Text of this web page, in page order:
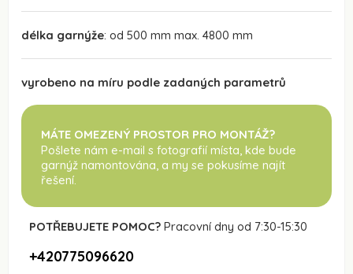
délka garnýže: od 500 mm max. 4800 mm
vyrobeno na míru podle zadaných parametrů
MÁTE OMEZENÝ PROSTOR PRO MONTÁŽ?
Pošlete nám e-mail s fotografií místa, kde bude
garnýž namontována, a my se pokusíme najít
řešení.
POTŘEBUJETE POMOC? Pracovní dny od 7:30-15:30
+420775096620